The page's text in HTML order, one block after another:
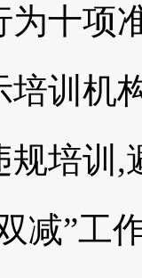
为十项
培训机
规培训
减”工